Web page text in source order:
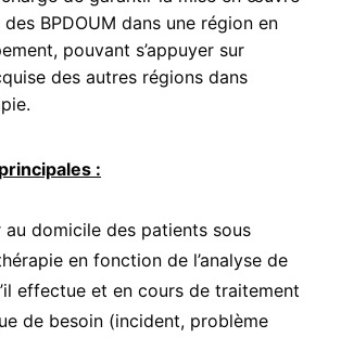
BPDOUM dans une région en
pouvant s’appuyer sur
des autres régions dans
:
au domicile des patients sous
en fonction de l’analyse de
effectue et en cours de traitement
de besoin (incident, problème